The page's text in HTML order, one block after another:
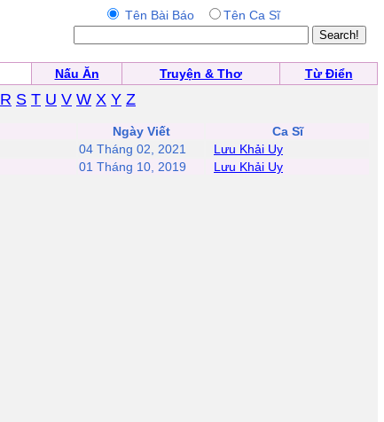
Tên Bài Báo Tên Ca Sĩ
Nấu Ăn Truyện & Thơ
Từ Điển
R S T U V W X Y Z
Ngày Viết
Ca Sĩ
04 Tháng 02, 2021
Lưu Khải Uy
01 Tháng 10, 2019 Lưu Khải Uy